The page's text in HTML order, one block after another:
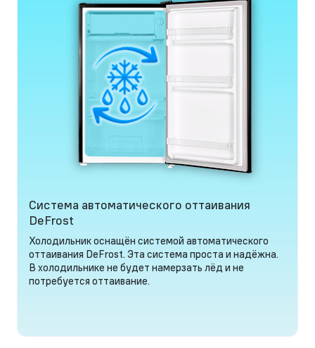
Система автоматического оттаивания
DeFrost
Холодильник оснащён системой автоматического
оттаивания DeFrost. Эта система проста и надёжна.
В холодильнике не будет намерзать лёд и не
потребуется оттаивание.